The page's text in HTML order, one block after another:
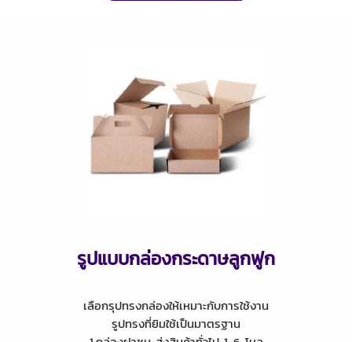
รูปแบบกล่องกระดาษลูกฟูก
เลือกรุปทรงกล่องให้เหมาะกับการใช้งาน
รูปทรงที่ยิมใช้เป็นมาตรฐาน